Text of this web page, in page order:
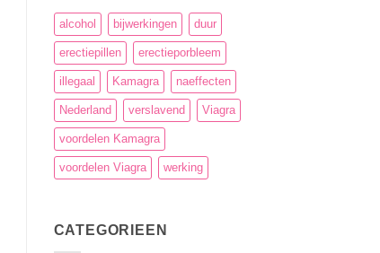
alcohol bijwerkingen duur
erectiepillen erectieporbleem
illegaal Kamagra naeffecten
Nederland verslavend Viagra
voordelen Kamagra
voordelen Viagra werking
CATEGORIEEN